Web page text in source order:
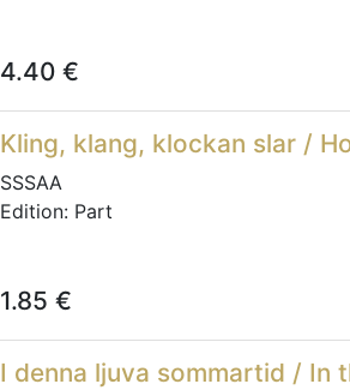
4.40 €
Kling, klang, klockan slar /
SSSAA
Edition: Part
1.85 €
I denna ljuva sommartid / In